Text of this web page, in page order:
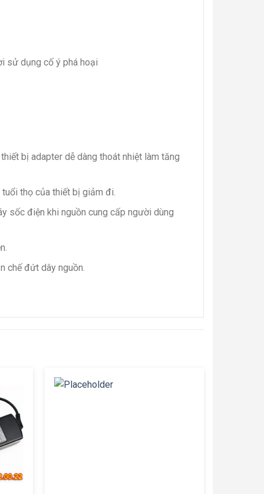
sử dụng cố ý phá hoại
bị adapter dễ dàng thoát nhiệt làm tăng
thọ của thiết bị giảm đi.
sốc điện khi nguồn cung cấp người dùng
chế đứt dây nguồn.